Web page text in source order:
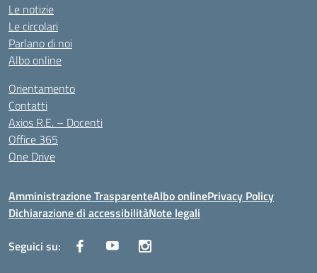
Le notizie
Le circolari
Parlano di noi
Albo online
Orientamento
Contatti
Axios R.E. – Docenti
Office 365
One Drive
Amministrazione TrasparenteAlbo onlinePrivacy Policy
Dichiarazione di accessibilitàNote legali
Seguici su: